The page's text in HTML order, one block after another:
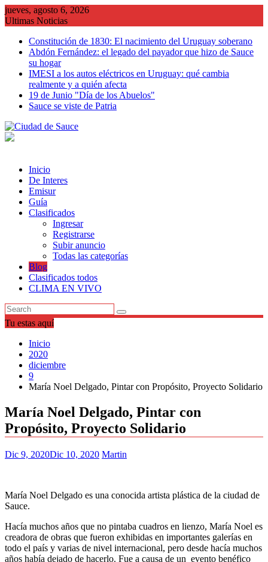
Saltar
al
jueves, agosto 6, 2026
Ultimas Noticias
Constitución de 1830: El nacimiento del Uruguay soberano
Abdón Fernández: el legado del payador que hizo de Sauce
su hogar
IMESI a los autos eléctricos en Uruguay: qué cambia
realmente y a quién afecta
19 de Junio "Día de los Abuelos"
Sauce se viste de Patria
Inicio
De Interes
Emisur
Guía
Clasificados
Ingresar
Registrarse
Subir anuncio
Todas las categorías
Blog
Clasificados todos
CLIMA EN VIVO
Tu estas aquí
Inicio
2020
diciembre
9
María Noel Delgado, Pintar con Propósito, Proyecto Solidario
María Noel Delgado, Pintar con
Propósito, Proyecto Solidario
Dic 9, 2020Dic 10, 2020 Martin
María Noel Delgado es una conocida artista plástica de la ciudad de
Sauce.
Hacía muchos años que no pintaba cuadros en lienzo, María Noel es
creadora de obras que fueron exhibidas en importantes galerías en
todo el país y varias de nivel internacional, pero desde hacía muchos
años había dejado de hacerlo. Fue a causa de un evento benéfico